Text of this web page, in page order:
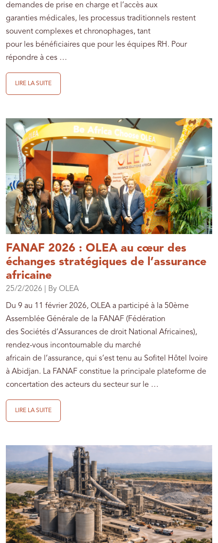
demandes de prise en charge et l’accès aux
garanties médicales, les processus traditionnels restent
souvent complexes et chronophages, tant
pour les bénéficiaires que pour les équipes RH. Pour
répondre à ces …
LIRE LA SUITE
FANAF 2026 : OLEA au cœur des
échanges stratégiques de l’assurance
africaine
25/2/2026 | By OLEA
Du 9 au 11 février 2026, OLEA a participé à la 50ème
Assemblée Générale de la FANAF (Fédération
des Sociétés d’Assurances de droit National Africaines),
rendez-vous incontournable du marché
africain de l’assurance, qui s’est tenu au Sofitel Hôtel Ivoire
à Abidjan. La FANAF constitue la principale plateforme de
concertation des acteurs du secteur sur le …
LIRE LA SUITE